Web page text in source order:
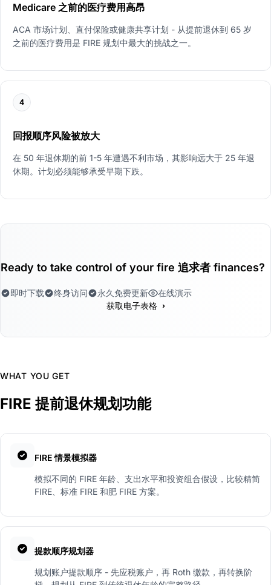
Medicare 之前的医疗费用高昂
ACA 市场计划、直付保险或健康共享计划 - 从提前退休到 65 岁
之前的医疗费用是 FIRE 规划中最大的挑战之一。
4
回报顺序风险被放大
在 50 年退休期的前 1-5 年遭遇不利市场，其影响远大于 25 年退
休期。计划必须能够承受早期下跌。
Ready to take control of your fire 追求者 finances?
即时下载 终身访问 永久免费更新 在线演示
获取电子表格 ›
WHAT YOU GET
FIRE 提前退休规划功能
FIRE 情景模拟器
模拟不同的 FIRE 年龄、支出水平和投资组合假设，比较精简
FIRE、标准 FIRE 和肥 FIRE 方案。
提款顺序规划器
规划账户提款顺序 - 先应税账户，再 Roth 缴款，再转换阶